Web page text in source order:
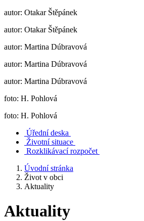
autor: Otakar Štěpánek
autor: Otakar Štěpánek
autor: Martina Dúbravová
autor: Martina Dúbravová
autor: Martina Dúbravová
foto: H. Pohlová
foto: H. Pohlová
Úřední deska
Životní situace
Rozklikávací rozpočet
Úvodní stránka
Život v obci
Aktuality
Aktuality